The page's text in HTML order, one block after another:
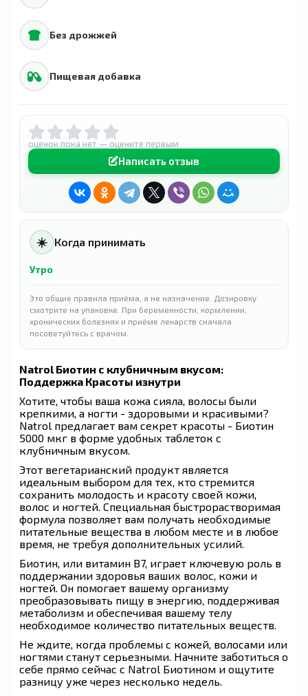
Без дрожжей
Пищевая добавка
оценок пока нет — оцените первым
Написать отзыв
☀️ Когда принимать
Утро
Это общие правила приёма, а не назначение. Дозировку
смотрите на упаковке. При беременности, кормлении,
хронических болезнях и приёме лекарств сначала
посоветуйтесь с врачом.
Natrol Биотин с клубничным вкусом:
Поддержка Красоты изнутри
Хотите, чтобы ваша кожа сияла, волосы были
крепкими, а ногти - здоровыми и красивыми?
Natrol предлагает вам секрет красоты - Биотин
5000 мкг в форме удобных таблеток с
клубничным вкусом.
Этот вегетарианский продукт является
идеальным выбором для тех, кто стремится
сохранить молодость и красоту своей кожи,
волос и ногтей. Специальная быстрорастворимая
формула позволяет вам получать необходимые
питательные вещества в любом месте и в любое
время, не требуя дополнительных усилий.
Биотин, или витамин B7, играет ключевую роль в
поддержании здоровья ваших волос, кожи и
ногтей. Он помогает вашему организму
преобразовывать пищу в энергию, поддерживая
метаболизм и обеспечивая вашему телу
необходимое количество питательных веществ.
Не ждите, когда проблемы с кожей, волосами или
ногтями станут серьезными. Начните заботиться о
себе прямо сейчас с Natrol Биотином и ощутите
разницу уже через несколько недель.